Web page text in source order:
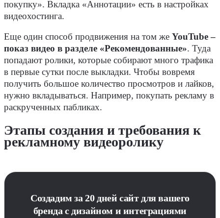
покупку». Вкладка «Аннотации» есть в настройках
видеохостинга.
Еще один способ продвижения на том же YouTube –
показ видео в разделе «Рекомендованные». Туда
попадают ролики, которые собирают много трафика
в первые сутки после выкладки. Чтобы вовремя
получить большое количество просмотров и лайков,
нужно вкладываться. Например, покупать рекламу в
раскрученных пабликах.
Этапы создания и требования к
рекламному видеоролику
Создадим за 20 дней сайт для вашего
бренда с дизайном и интеграциями